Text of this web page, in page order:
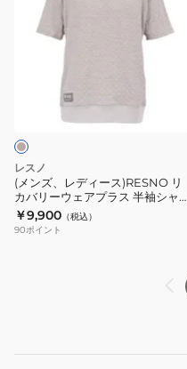
リ
カ
バ
リ
ー
レスノ
(メンズ、レディース)RESNO リ
カバリーウェアプラス 半袖シャツ
ベージュ S-LLサイズ AJCJB55 レ
スノ
￥9,900 （税込）
90ポイント